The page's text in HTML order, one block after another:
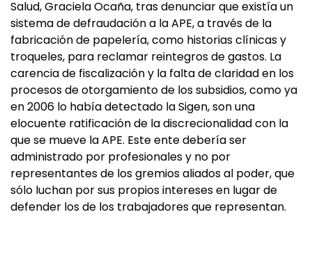
Salud, Graciela Ocaña, tras denunciar que existía un
sistema de defraudación a la APE, a través de la
fabricación de papelería, como historias clínicas y
troqueles, para reclamar reintegros de gastos. La
carencia de fiscalización y la falta de claridad en los
procesos de otorgamiento de los subsidios, como ya
en 2006 lo había detectado la Sigen, son una
elocuente ratificación de la discrecionalidad con la
que se mueve la APE. Este ente debería ser
administrado por profesionales y no por
representantes de los gremios aliados al poder, que
sólo luchan por sus propios intereses en lugar de
defender los de los trabajadores que representan.